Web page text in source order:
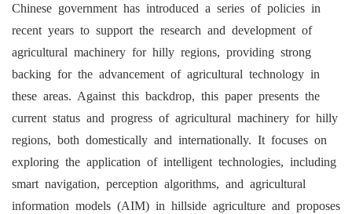
Chinese government has introduced a series of policies in
recent years to support the research and development of
agricultural machinery for hilly regions, providing strong
backing for the advancement of agricultural technology in
these areas. Against this backdrop, this paper presents the
current status and progress of agricultural machinery for hilly
regions, both domestically and internationally. It focuses on
exploring the application of intelligent technologies, including
smart navigation, perception algorithms, and agricultural
information models (AIM) in hillside agriculture and proposes